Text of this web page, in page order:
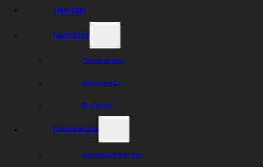
TRUPPEN
PARTNERS
Tusenklubben
Våra partners
Bli partner
FÖRENINGEN
Kontakta föreningen
Du kan fortfarande anmäla dig till supporterbussen!
Till bussresan
Dela nyheten: